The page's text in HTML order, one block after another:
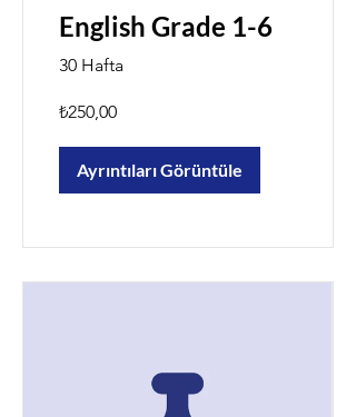
English Grade 1-6
30 Hafta
₺250,00
Ayrıntıları Görüntüle